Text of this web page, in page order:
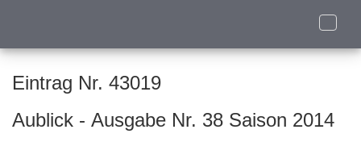
Toggle
Eintrag Nr. 43019
Aublick - Ausgabe Nr. 38 Saison 2014